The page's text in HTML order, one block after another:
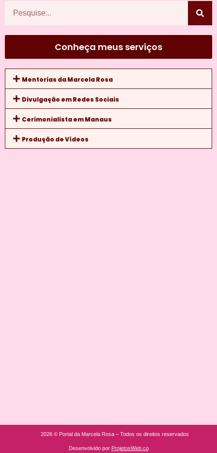
Conheça meus serviços
Mentorias da Marcela Rosa
Divulgação em Redes Sociais
Cerimonialista em Manaus
Produção de Vídeos
2026 © Portal da Marcela Rosa – Todos os direitos reservados
Desenvolvido por ProjetosWeb.co